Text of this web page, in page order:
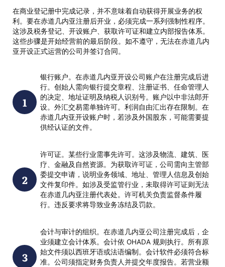
在商业登记册中完成记录，并不意味着自动获得开展业务的权
利。要在赤道几内亚注册后开业，必须完成一系列强制性程序。
这涉及税务登记、开设账户、获取许可证和建立内部报告体系。
这些步骤是开始经营前的最后阶段。如不遵守，无法在赤道几内
亚开设正式运营的公司并签订合同。
银行账户。在赤道几内亚开设公司账户在注册完成后进
行。创始人需向银行提交章程、注册证书、任命管理人
的决定、地址证明及纳税人识别号。账户以中非法郎开
设。外汇交易需单独许可。利润自由汇出存在限制。在
赤道几内亚开设账户时，若涉及外国股东，可能需要提
供经认证的文件。
许可证。某些行业需事先许可。这涉及物流、建筑、医
疗、金融及自然资源。为获取许可证，公司需向主管部
委提交申请，说明业务领域、地址、管理人信息及创始
文件复印件。如涉及受监管行业，未取得许可证则无法
在赤道几内亚注册代表处。许可机关负责监督条件履
行。违反要求将导致业务冻结及罚款。
会计与审计的组织。在赤道几内亚公司注册完成后，企
业须建立会计体系。会计依 OHADA 规则执行。所有原
始文件须以西班牙语或法语编制。会计软件必须符合标
准。公司须指定财务负责人并提交年度报告。若营业额